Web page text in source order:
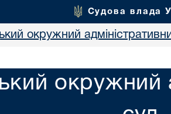
Судова влада
окружний
окружний